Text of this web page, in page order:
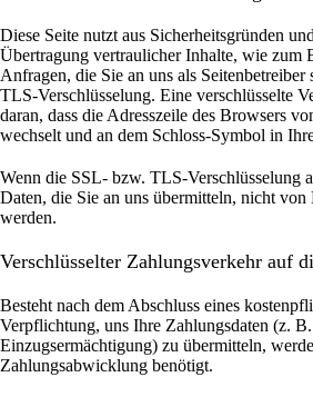
Diese Seite nutzt aus Sicherheitsgründen
Übertragung vertraulicher Inhalte, wie zum
Anfragen, die Sie an uns als Seitenbetreiber
TLS-Verschlüsselung. Eine verschlüsselte
daran, dass die Adresszeile des Browsers
wechselt und an dem Schloss-Symbol in
Wenn die SSL- bzw. TLS-Verschlüsselung
Daten, die Sie an uns übermitteln, nicht von
werden.
Verschlüsselter Zahlungsverkehr auf
Besteht nach dem Abschluss eines
Verpflichtung, uns Ihre Zahlungsdaten (z.
Einzugsermächtigung) zu übermitteln,
Zahlungsabwicklung benötigt.